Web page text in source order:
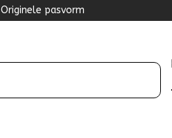
Originele pasvorm